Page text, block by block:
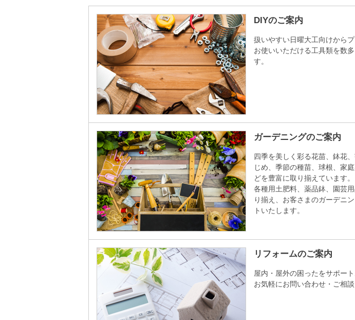
DIYのご案内
扱いやすい日曜大工向けから
お使いいただける工具類を数
す。
ガーデニングのご案内
四季を美しく彩る花苗、鉢花
じめ、季節の種苗、球根、家
どを豊富に取り揃えています。
各種用土肥料、薬品鉢、園芸
り揃え、お客さまのガーデニ
トいたします。
リフォームのご案内
屋内・屋外の困ったをサポート
お気軽にお問い合わせ・ご相談